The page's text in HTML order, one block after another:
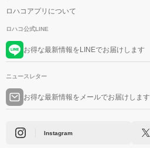
ロハコアプリについて
ロハコ公式LINE
お得な最新情報をLINEでお届けします
ニュースレター
お得な最新情報をメールでお届けします
Instagram